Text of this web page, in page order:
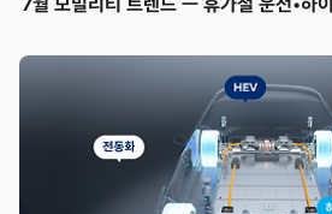
7월 모빌리티 트렌드 ㅡ 휴가철 운전•하